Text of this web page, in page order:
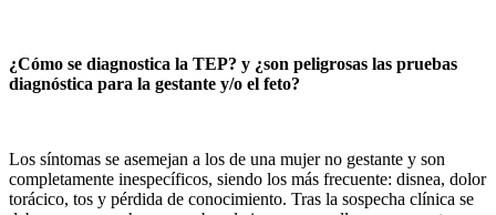
¿Cómo se diagnostica la TEP? y ¿son peligrosas las pruebas
diagnóstica para la gestante y/o el feto?
Los síntomas se asemejan a los de una mujer no gestante y son
completamente inespecíficos, siendo los más frecuente: disnea, dolor
torácico, tos y pérdida de conocimiento. Tras la sospecha clínica se